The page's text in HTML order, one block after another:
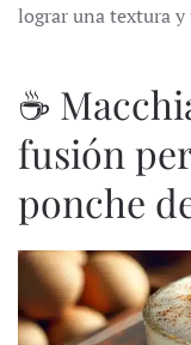
lograr una textura
☕
fusión
ponche